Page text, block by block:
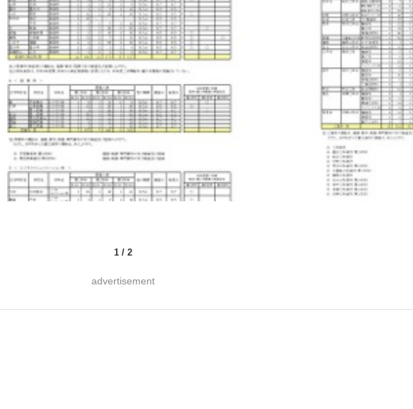
1 / 2
advertisement